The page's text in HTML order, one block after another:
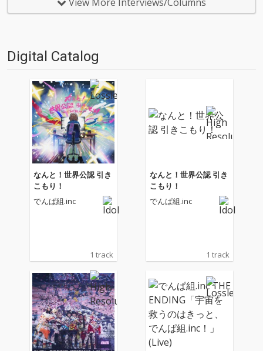
ienners)、まふまふ、FICE×ヒャ
録曲に加え、初のポエトリー・
Digital Catalog
なんと！世界公認 引き
こもり！
でんぱ組.inc
1 track
なんと！世界公認 引き
こもり！
でんぱ組.inc
1 track